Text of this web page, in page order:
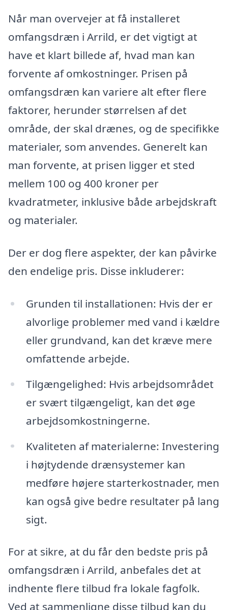
Når man overvejer at få installeret
omfangsdræn i Arrild, er det vigtigt at
have et klart billede af, hvad man kan
forvente af omkostninger. Prisen på
omfangsdræn kan variere alt efter flere
faktorer, herunder størrelsen af det
område, der skal drænes, og de specifikke
materialer, som anvendes. Generelt kan
man forvente, at prisen ligger et sted
mellem 100 og 400 kroner per
kvadratmeter, inklusive både arbejdskraft
og materialer.
Der er dog flere aspekter, der kan påvirke
den endelige pris. Disse inkluderer:
Grunden til installationen: Hvis der er
alvorlige problemer med vand i kældre
eller grundvand, kan det kræve mere
omfattende arbejde.
Tilgængelighed: Hvis arbejdsområdet
er svært tilgængeligt, kan det øge
arbejdsomkostningerne.
Kvaliteten af materialerne: Investering
i højtydende drænsystemer kan
medføre højere starterkostnader, men
kan også give bedre resultater på lang
sigt.
For at sikre, at du får den bedste pris på
omfangsdræn i Arrild, anbefales det at
indhente flere tilbud fra lokale fagfolk.
Ved at sammenligne disse tilbud kan du